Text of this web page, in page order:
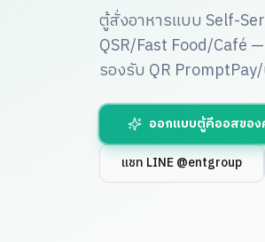
ตู้สั่งอาหารแบบ Self-
QSR/Fast Food/Café
รองรับ QR
ออกแบบตู้คีออสของ
แชท LINE @entgroup